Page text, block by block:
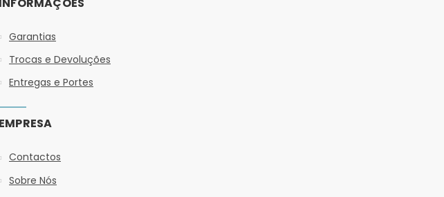
Garantias
Trocas e Devoluções
Entregas e Portes
Contactos
Sobre Nós